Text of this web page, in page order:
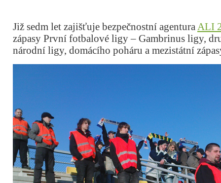
Již sedm let zajišťuje bezpečnostní agenturaALI
zápasy První fotbalové ligy – Gambrinus ligy,
národní ligy, domácího poháru a mezistátní